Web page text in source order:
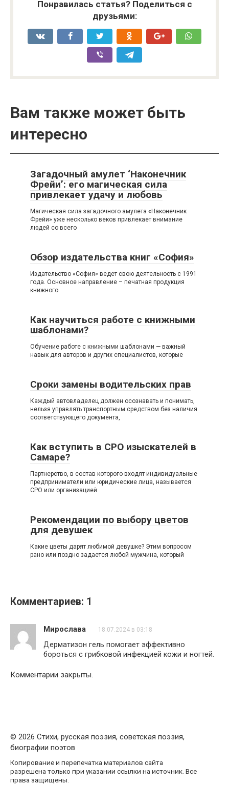
Понравилась статья? Поделиться с
друзьями:
Вам также может быть
интересно
Загадочный амулет ‘Наконечник
Фрейи’: его магическая сила
привлекает удачу и любовь
Магическая сила загадочного амулета «Наконечник
Фрейи» уже несколько веков привлекает внимание
людей со всего
Обзор издательства книг «София»
Издательство «София» ведет свою деятельность с 1991
года. Основное направление – печатная продукция
книжного
Как научиться работе с книжными
шаблонами?
Обучение работе с книжными шаблонами — важный
навык для авторов и других специалистов, которые
Сроки замены водительских прав
Каждый автовладелец должен осознавать и понимать,
нельзя управлять транспортным средством без наличия
соответствующего документа,
Как вступить в СРО изыскателей в
Самаре?
Партнерство, в состав которого входят индивидуальные
предприниматели или юридические лица, называется
СРО или организацией
Рекомендации по выбору цветов
для девушек
Какие цветы дарят любимой девушке? Этим вопросом
рано или поздно задается любой мужчина, который
Комментариев: 1
Мирослава 18.07.2024 в 03:18
Дерматизон гель помогает эффективно
бороться с грибковой инфекцией кожи и ногтей.
Комментарии закрыты.
© 2026 Стихи, русская поэзия, советская поэзия,
биографии поэтов
Копирование и перепечатка материалов сайта
разрешена только при указании ссылки на источник. Все
права защищены.